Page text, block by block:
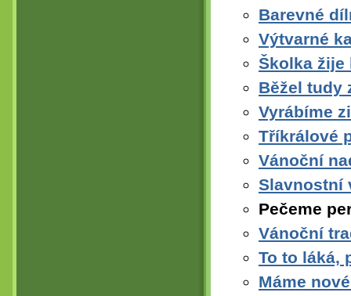
Barevné
Výtvarné
Školka žije
Běžel tudy
Vyrábíme
Tříkrálové
Vánoční
Slavnostní
Pečeme
Vánoční
To to láká,
Máme